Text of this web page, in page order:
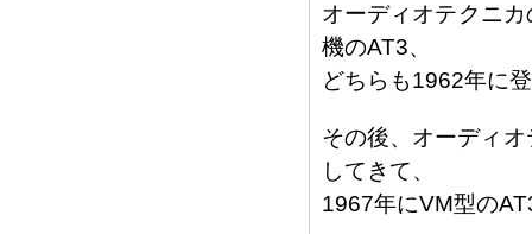
オーディオテクニ
機のAT3、
どちらも1962年に
その後、オーディ
してきて、
1967年にVM型の